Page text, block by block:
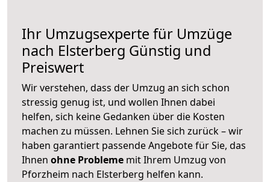
Ihr Umzugsexperte für Umzüge
nach Elsterberg Günstig und
Preiswert
Wir verstehen, dass der Umzug an sich schon
stressig genug ist, und wollen Ihnen dabei
helfen, sich keine Gedanken über die Kosten
machen zu müssen. Lehnen Sie sich zurück – wir
haben garantiert passende Angebote für Sie, das
Ihnen ohne Probleme mit Ihrem Umzug von
Pforzheim nach Elsterberg helfen kann.